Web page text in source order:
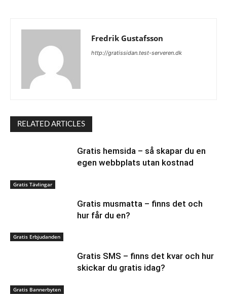
Fredrik Gustafsson
http://gratissidan.test-serveren.dk
RELATED ARTICLES
Gratis Tävlingar
Gratis hemsida – så skapar du en
egen webbplats utan kostnad
Gratis Erbjudanden
Gratis musmatta – finns det och
hur får du en?
Gratis Bannerbyten
Gratis SMS – finns det kvar och hur
skickar du gratis idag?